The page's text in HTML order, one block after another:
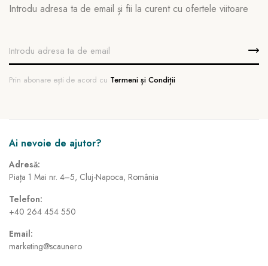
Introdu adresa ta de email și fii la curent cu ofertele viitoare
Prin abonare ești de acord cu Termeni și Condiții
Ai nevoie de ajutor?
Adresă:
Piața 1 Mai nr. 4–5, Cluj-Napoca, România
Telefon:
+40 264 454 550
Email:
marketing@scaune.ro